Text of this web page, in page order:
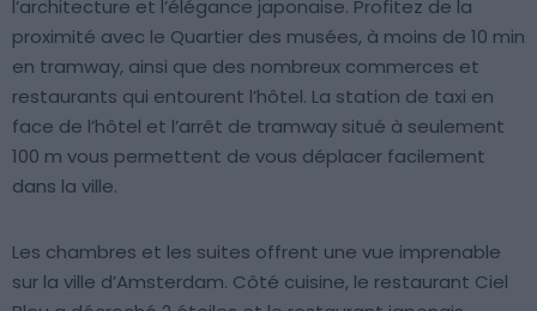
l’architecture et l’élégance japonaise. Profitez de la
proximité avec le Quartier des musées, à moins de 10 min
en tramway, ainsi que des nombreux commerces et
restaurants qui entourent l’hôtel. La station de taxi en
face de l’hôtel et l’arrêt de tramway situé à seulement
100 m vous permettent de vous déplacer facilement
dans la ville.
Les chambres et les suites offrent une vue imprenable
sur la ville d’Amsterdam. Côté cuisine, le restaurant Ciel